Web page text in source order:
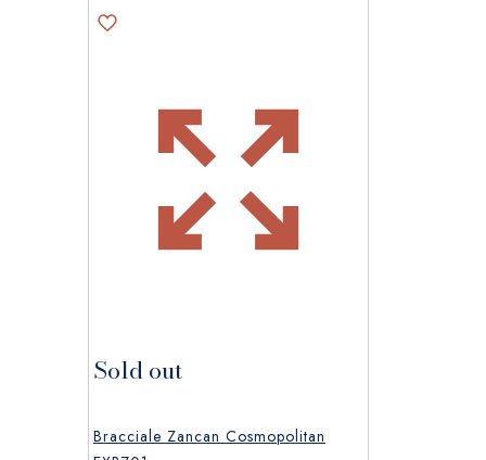
Sold out
Bracciale Zancan Cosmopolitan